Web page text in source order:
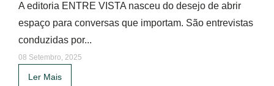
A editoria ENTRE VISTA nasceu do desejo de abrir
espaço para conversas que importam. São entrevistas
conduzidas por...
08 Setembro, 2025
Ler Mais